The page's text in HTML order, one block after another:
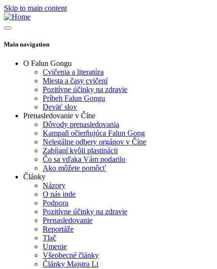
Skip to main content
Main navigation
O Falun Gongu
Cvičenia a literatúra
Miesta a časy cvičení
Pozitívne účinky na zdravie
Príbeh Falun Gongu
Deväť slov
Prenasledovanie v Číne
Dôvody prenasledovania
Kampaň očierňujúca Falun Gong
Nelegálne odbery orgánov v Číne
Zabíjaní kvôli plastinácii
Čo sa vďaka Vám podarilo
Ako môžete pomôcť
Články
Názory
O nás inde
Podpora
Pozitívne účinky na zdravie
Prenasledovanie
Reportáže
Tlač
Umenie
Všeobecné články
Články Majstra Li